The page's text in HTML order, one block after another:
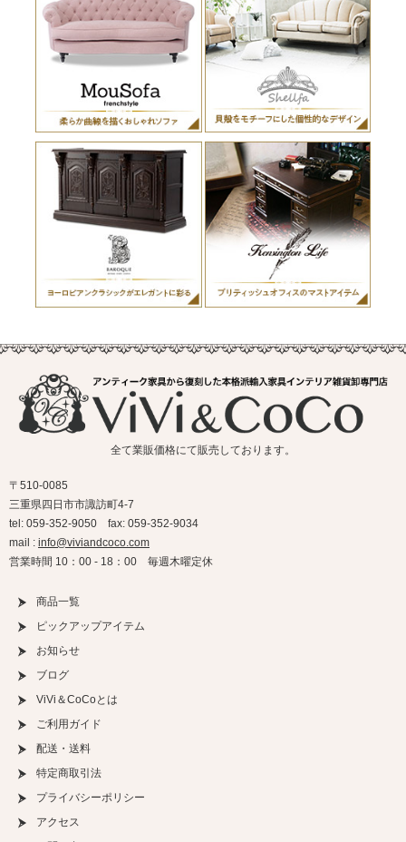
全て業販価格にて販売しております。
〒510-0085
三重県四日市市諏訪町4-7
tel: 059-352-9050 fax: 059-352-9034
mail : info@viviandcoco.com
営業時間 10：00 - 18：00 毎週木曜定休
商品一覧
ピックアップアイテム
お知らせ
ブログ
ViVi＆CoCoとは
ご利用ガイド
配送・送料
特定商取引法
プライバシーポリシー
アクセス